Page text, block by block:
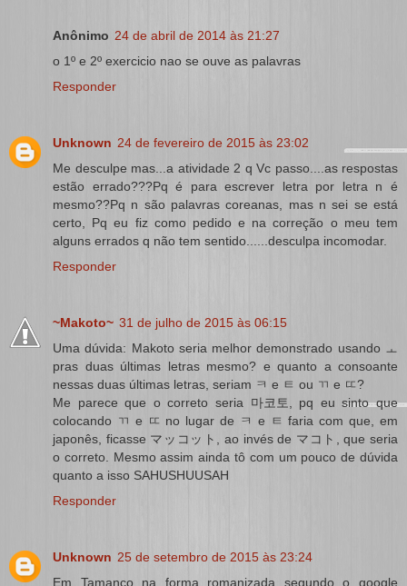
Anônimo 24 de abril de 2014 às 21:27
o 1º e 2º exercicio nao se ouve as palavras
Responder
Unknown 24 de fevereiro de 2015 às 23:02
Me desculpe mas...a atividade 2 q Vc passo....as respostas
estão errado???Pq é para escrever letra por letra n é
mesmo??Pq n são palavras coreanas, mas n sei se está
certo, Pq eu fiz como pedido e na correção o meu tem
alguns errados q não tem sentido......desculpa incomodar.
Responder
~Makoto~ 31 de julho de 2015 às 06:15
Uma dúvida: Makoto seria melhor demonstrado usando ㅗ
pras duas últimas letras mesmo? e quanto a consoante
nessas duas últimas letras, seriam ㅋ e ㅌ ou ㄲ e ㄸ?
Me parece que o correto seria 마코토, pq eu sinto que
colocando ㄲ e ㄸ no lugar de ㅋ e ㅌ faria com que, em
japonês, ficasse マッコット, ao invés de マコト, que seria
o correto. Mesmo assim ainda tô com um pouco de dúvida
quanto a isso SAHUSHUUSAH
Responder
Unknown 25 de setembro de 2015 às 23:24
Em Tamanco na forma romanizada segundo o google